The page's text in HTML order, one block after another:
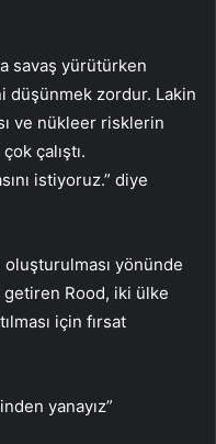
savaş yürütürken
düşünmek zordur. Lakin
ve nükleer risklerin
çalıştı.
istiyoruz.” diye
oluşturulması yönünde
Rood, iki ülke
için fırsat
yanayız”